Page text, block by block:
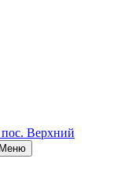
пос. Верхний
Меню